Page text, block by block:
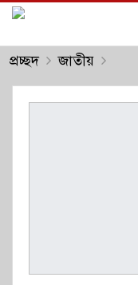
প্রচ্ছদ জাতীয়